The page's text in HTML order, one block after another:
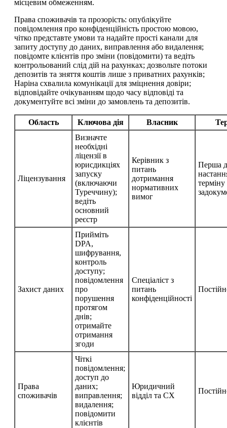
місцевим обмеженням.
Права споживачів та прозорість: опублікуйте
повідомлення про конфіденційність простою мовою,
чітко представте умови та надайте прості канали для
запиту доступу до даних, виправлення або видалення;
повідомте клієнтів про зміни (повідомити) та ведіть
контрольований слід дій на рахунках; дозвольте потоки
депозитів та зняття коштів лише з приватних рахунків;
Наріна схвалила комунікації для зміцнення довіри;
відповідайте очікуванням щодо часу відповіді та
документуйте всі зміни до замовлень та депозитів.
Область Ключова дія Власник
Ліцензування
Визначте
необхідні
ліцензії в
юрисдикціях
запуску
(включаючи
Туреччину);
ведіть
основний
реєстр
Керівник з
питань
дотримання
нормативних
вимог
Перша
терміну
Захист даних
Прийміть
DPA,
шифрування,
контроль
доступу;
повідомлення
про
порушення
протягом
днів;
отримайте
отримання
згоди
Спеціаліст з
питань
конфіденційності
Права
споживачів
Чіткі
повідомлення;
доступ до
даних;
виправлення;
видалення;
повідомити
клієнтів
Юридичний
відділ та CX